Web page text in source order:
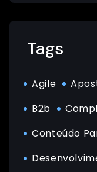
Tags
Agile
B2b
Conteúdo